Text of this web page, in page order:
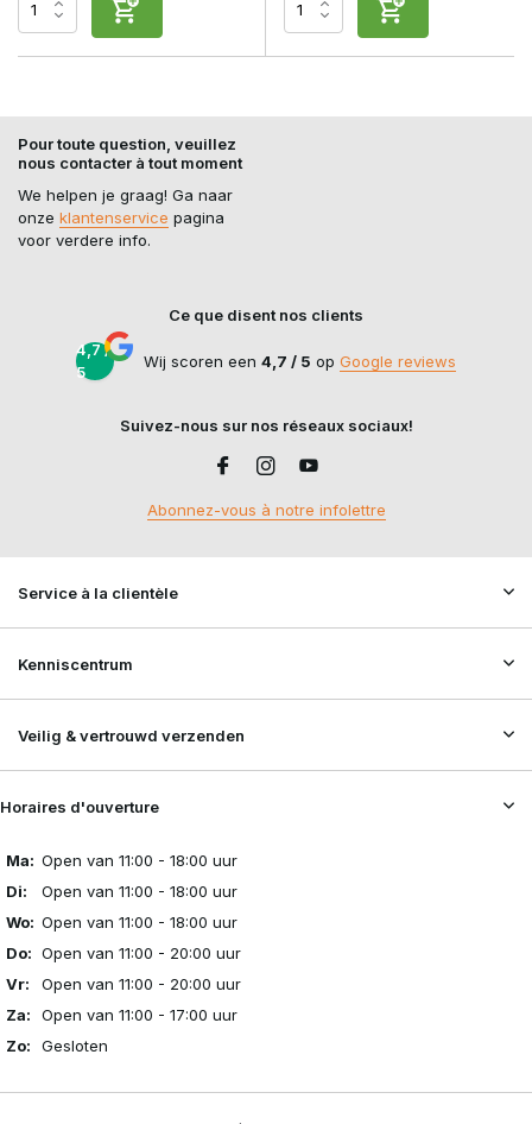
Pourquoi choisir 4UANTUM chez Airsoft-Legends ?
afin que vous puissiez régler votre réplique de manière
optimale.
4UANTUM , vous tirerez le meilleur parti de votre réplique
d'airsoft. Découvrez la gamme chez Airsoft-Legends et
améliorez la précision, la régularité et les performances de
Pour toute question, veuillez
nous contacter à tout moment
We helpen je graag! Ga naar
onze klantenservice pagina
voor verdere info.
Ce que disent nos clients
4,7 /
5
Wij scoren een 4,7 / 5 op Google reviews
Suivez-nous sur nos réseaux sociaux!
Abonnez-vous à notre infolettre
Service à la clientèle
Kenniscentrum
Veilig & vertrouwd verzenden
Horaires d'ouverture
Ma: Open van 11:00 - 18:00 uur
Di:
Open van 11:00 - 18:00 uur
Wo: Open van 11:00 - 18:00 uur
Do: Open van 11:00 - 20:00 uur
Vr:
Open van 11:00 - 20:00 uur
Za:
Open van 11:00 - 17:00 uur
Zo:
Gesloten